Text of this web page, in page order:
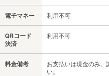
電子マネー 利用不可
QRコード
決済
利用不可
料金備考
お支払いは現金のみ。
い。